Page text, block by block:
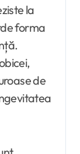
la
forma
de